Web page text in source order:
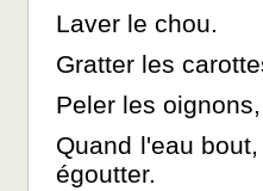
Laver le chou.
Gratter les
Peler les
Quand l'eau
égoutter.